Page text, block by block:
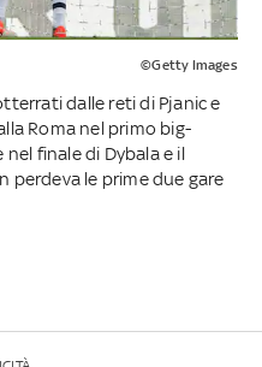
©Getty Images
dalle reti di Pjanic e
Roma nel primo big-
finale di Dybala e il
perdeva le prime due gare